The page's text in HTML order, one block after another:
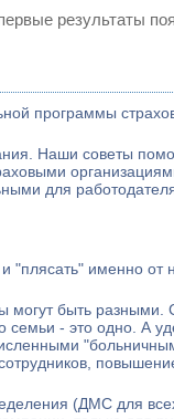
результаты
программы
Наши советы
для
именно от
могут быть
- это одно. А
(ДМС для